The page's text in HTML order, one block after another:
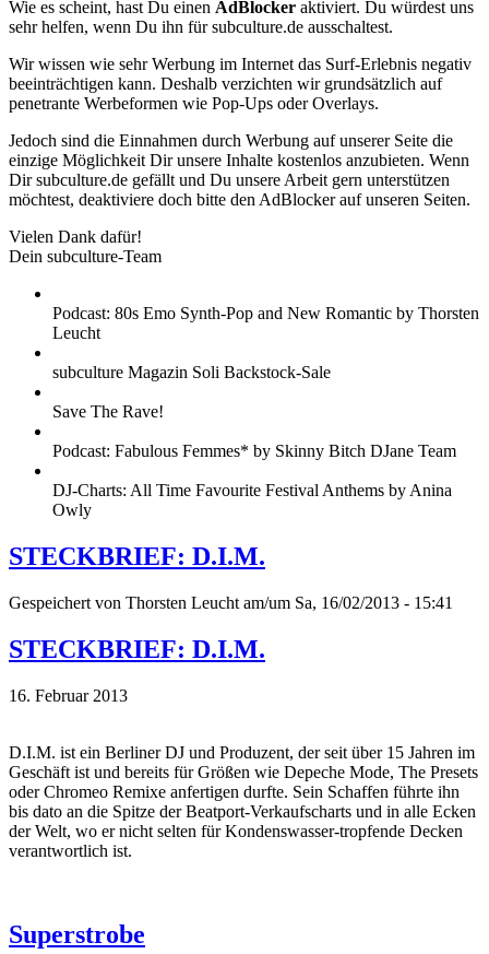
Wie es scheint, hast Du einen AdBlocker aktiviert. Du würdest uns
sehr helfen, wenn Du ihn für subculture.de ausschaltest.
Wir wissen wie sehr Werbung im Internet das Surf-Erlebnis negativ
beeinträchtigen kann. Deshalb verzichten wir grundsätzlich auf
penetrante Werbeformen wie Pop-Ups oder Overlays.
Jedoch sind die Einnahmen durch Werbung auf unserer Seite die
einzige Möglichkeit Dir unsere Inhalte kostenlos anzubieten. Wenn
Dir subculture.de gefällt und Du unsere Arbeit gern unterstützen
möchtest, deaktiviere doch bitte den AdBlocker auf unseren Seiten.
Vielen Dank dafür!
Dein subculture-Team
Podcast: 80s Emo Synth-Pop and New Romantic by Thorsten
Leucht
subculture Magazin Soli Backstock-Sale
Save The Rave!
Podcast: Fabulous Femmes* by Skinny Bitch DJane Team
DJ-Charts: All Time Favourite Festival Anthems by Anina
Owly
STECKBRIEF: D.I.M.
Gespeichert von Thorsten Leucht am/um Sa, 16/02/2013 - 15:41
STECKBRIEF: D.I.M.
16. Februar 2013
D.I.M. ist ein Berliner DJ und Produzent, der seit über 15 Jahren im
Geschäft ist und bereits für Größen wie Depeche Mode, The Presets
oder Chromeo Remixe anfertigen durfte. Sein Schaffen führte ihn
bis dato an die Spitze der Beatport-Verkaufscharts und in alle Ecken
der Welt, wo er nicht selten für Kondenswasser-tropfende Decken
verantwortlich ist.
Superstrobe